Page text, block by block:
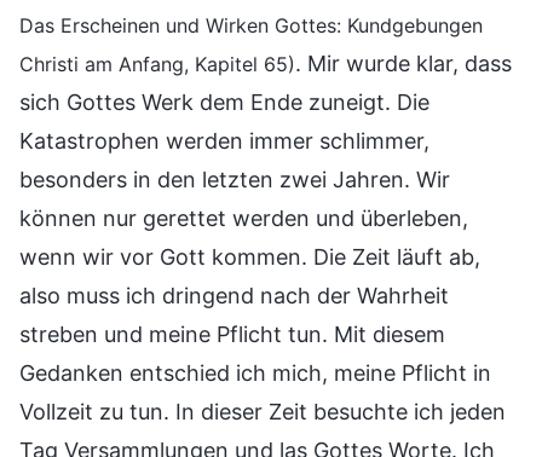
Das Erscheinen und Wirken Gottes: Kundgebungen
Christi am Anfang, Kapitel 65). Mir wurde klar, dass
sich Gottes Werk dem Ende zuneigt. Die
Katastrophen werden immer schlimmer,
besonders in den letzten zwei Jahren. Wir
können nur gerettet werden und überleben,
wenn wir vor Gott kommen. Die Zeit läuft ab,
also muss ich dringend nach der Wahrheit
streben und meine Pflicht tun. Mit diesem
Gedanken entschied ich mich, meine Pflicht in
Vollzeit zu tun. In dieser Zeit besuchte ich jeden
Tag Versammlungen und las Gottes Worte. Ich